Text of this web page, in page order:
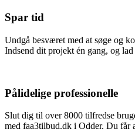
Spar tid
Undgå besværet med at søge og
Indsend dit projekt én gang, og
Pålidelige professionelle
Slut dig til over 8000 tilfredse
med faa3tilbud.dk i Odder. Du får